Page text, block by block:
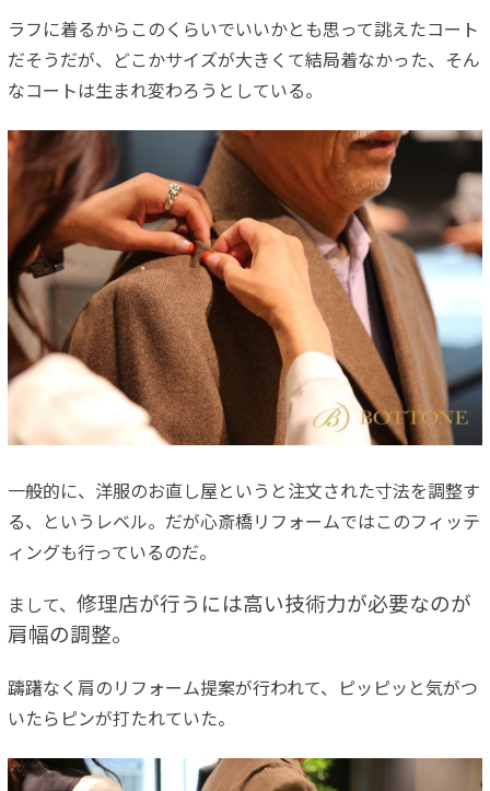
ラフに着るからこのくらいでいいかとも思って誂えたコート
だそうだが、どこかサイズが大きくて結局着なかった、そん
なコートは生まれ変わろうとしている。
一般的に、洋服のお直し屋というと注文された寸法を調整す
る、というレベル。だが心斎橋リフォームではこのフィッテ
ィングも行っているのだ。
まして、修理店が行うには高い技術力が必要なのが
肩幅の調整。
躊躇なく肩のリフォーム提案が行われて、ピッピッと気がつ
いたらピンが打たれていた。